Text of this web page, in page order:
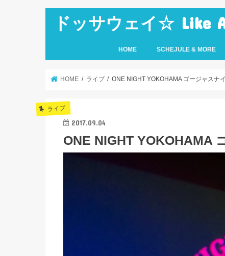
ドッサウェイ☆ Like
HOME SCHEJULE & MORE
HOME ライブ ONE NIGHT YOKOHAMA ゴージャスナ
ライブ
2017.09.04
ONE NIGHT YOKOHAMA